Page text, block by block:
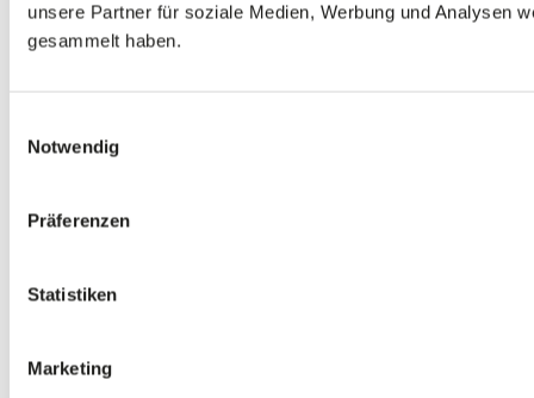
unsere Partner für soziale Medien, Werbung und Analysen
gesammelt haben.
Notwendig
Präferenzen
Statistiken
Marketing